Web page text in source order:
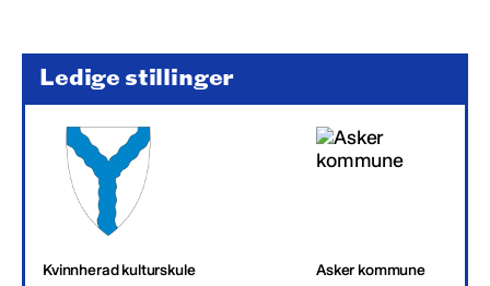
Ledige stillinger
Kvinnherad kulturskule Asker kommune